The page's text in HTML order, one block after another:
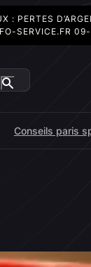
: PERTES
SERVICE.FR
Conseils paris